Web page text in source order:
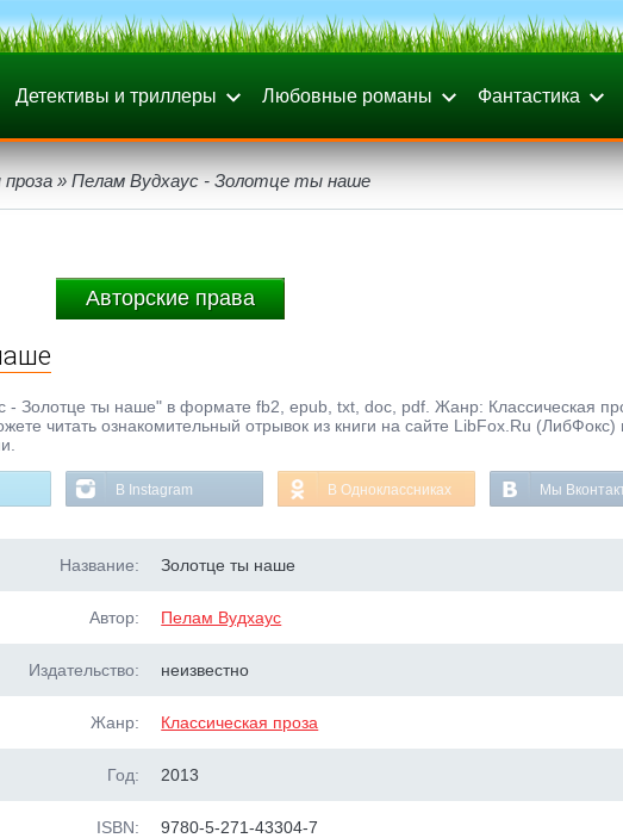
Детективы и триллеры Любовные романы Фантастика
проза » Пелам Вудхаус - Золотце ты наше
Авторские права
- Золотце ты наше" в формате fb2, epub, txt, doc, pdf. Жанр: Классическая
читать ознакомительный отрывок из книги на сайте LibFox.Ru (ЛибФокс)
В Instagram В Одноклассниках Мы
Название: Золотце ты наше
Автор: Пелам Вудхаус
Издательство: неизвестно
Жанр: Классическая проза
Год: 2013
ISBN: 9780-5-271-43304-7